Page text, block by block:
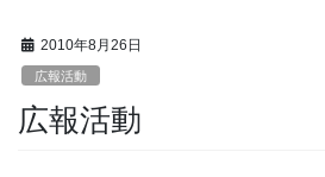
2010年8月26日
広報活動
広報活動